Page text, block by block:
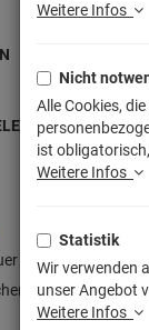
Weitere Infos
Nicht
Alle Cookies,
ist
Weitere Infos
Statistik
Wir verwenden
unser Angebot
Weitere Infos